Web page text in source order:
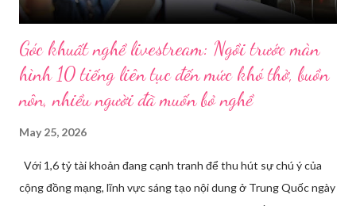
Góc khuất nghề livestream: Ngồi trước màn
hình 10 tiếng liên tục đến mức khó thở, buồn
nôn, nhiều người đã muốn bỏ nghề
May 25, 2026
Với 1,6 tỷ tài khoản đang cạnh tranh để thu hút sự chú ý của
cộng đồng mạng, lĩnh vực sáng tạo nội dung ở Trung Quốc ngày